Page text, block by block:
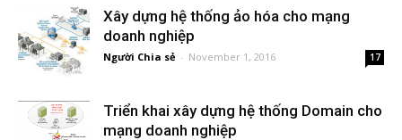
Xây dựng hệ thống ảo hóa cho mạng
doanh nghiệp
Người Chia sẻ - November 1, 2016 17
Triển khai xây dựng hệ thống Domain cho
mạng doanh nghiệp